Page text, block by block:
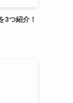
3つ紹介！